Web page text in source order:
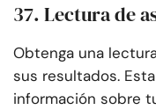
37. Lectura de
Obtenga una
sus resultados.
información sobre